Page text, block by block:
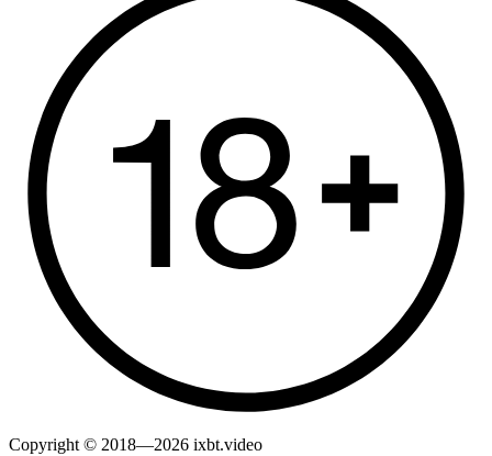
Copyright © 2018—2026 ixbt.video